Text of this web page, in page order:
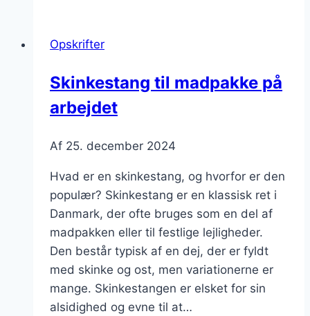
Opskrifter
Skinkestang til madpakke på
arbejdet
Af 25. december 2024
Hvad er en skinkestang, og hvorfor er den
populær? Skinkestang er en klassisk ret i
Danmark, der ofte bruges som en del af
madpakken eller til festlige lejligheder.
Den består typisk af en dej, der er fyldt
med skinke og ost, men variationerne er
mange. Skinkestangen er elsket for sin
alsidighed og evne til at…